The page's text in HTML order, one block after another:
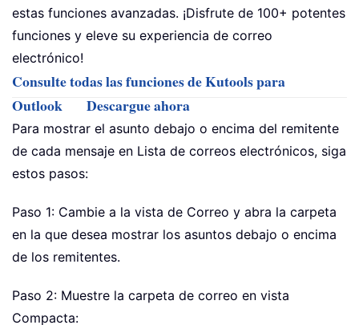
estas funciones avanzadas. ¡Disfrute de 100+ potentes
funciones y eleve su experiencia de correo
electrónico!
Consulte todas las funciones de Kutools para
Outlook
Descargue ahora
Para mostrar el asunto debajo o encima del remitente
de cada mensaje en Lista de correos electrónicos, siga
estos pasos:
Paso 1: Cambie a la vista de Correo y abra la carpeta
en la que desea mostrar los asuntos debajo o encima
de los remitentes.
Paso 2: Muestre la carpeta de correo en vista
Compacta: